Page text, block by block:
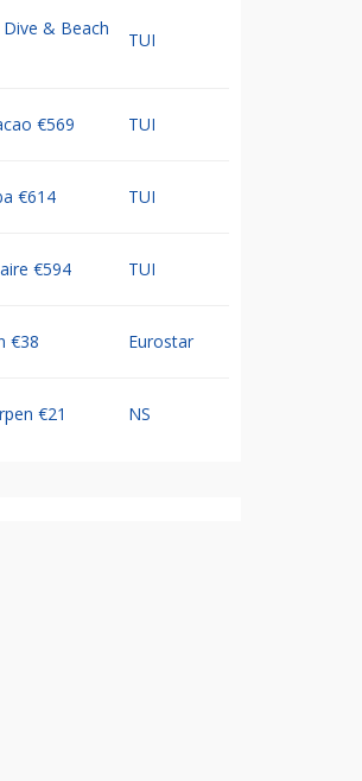
& Beach
TUI
€569 TUI
€614 TUI
€594 TUI
€38 Eurostar
€21 NS